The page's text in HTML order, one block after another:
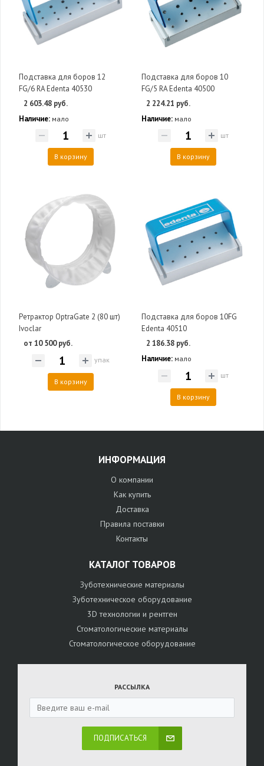
Подставка для боров 12
FG/6 RA Edenta 40530
2 603.48 руб.
Наличие: мало
шт
В корзину
Подставка для боров 10
FG/5 RA Edenta 40500
2 224.21 руб.
Наличие: мало
шт
В корзину
Ретрактор OptraGate 2 (80 шт)
Ivoclar
от 10 500 руб.
упак
В корзину
Подставка для боров 10FG
Edenta 40510
2 186.38 руб.
Наличие: мало
шт
В корзину
ИНФОРМАЦИЯ
О компании
Как купить
Доставка
Правила поставки
Контакты
КАТАЛОГ ТОВАРОВ
Зуботехнические материалы
Зуботехническое оборудование
3D технологии и рентген
Стоматологические материалы
Стоматологическое оборудование
РАССЫЛКА
ПОДПИСАТЬСЯ